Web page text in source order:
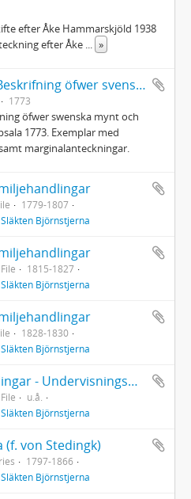
efter Åke Hammarskjöld 1938
efter Åke
»
Carl Reinhold Berch: Beskrifning öfwer svenska mynt...
1773
öfwer swenska mynt och
1773. Exemplar med
marginalanteckningar.
1779-1807
Björnstjerna
File
1815-1827
Björnstjerna
1828-1830
Björnstjerna
Ämnesordnade handlingar - Undervisningsmaterial
File
u.å.
Björnstjerna
von Stedingk)
1797-1866
Björnstjerna